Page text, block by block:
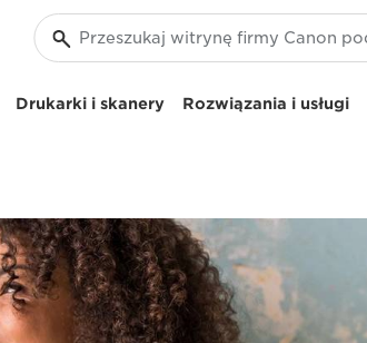
Drukarki i skanery Rozwiązania i usługi